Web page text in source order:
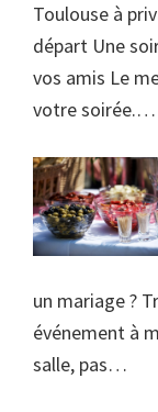
Toulouse à
départ Une
vos amis Le
votre soirée.…
un mariage ?
événement à
salle, pas…